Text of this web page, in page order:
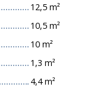
12,5 m²
10,5 m²
10 m²
1,3 m²
4,4 m²